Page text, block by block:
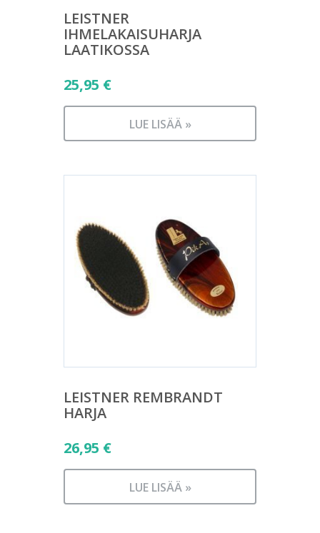
LEISTNER
IHMELAKAISUHARJA
LAATIKOSSA
25,95 €
LUE LISÄÄ »
LEISTNER REMBRANDT
HARJA
26,95 €
LUE LISÄÄ »